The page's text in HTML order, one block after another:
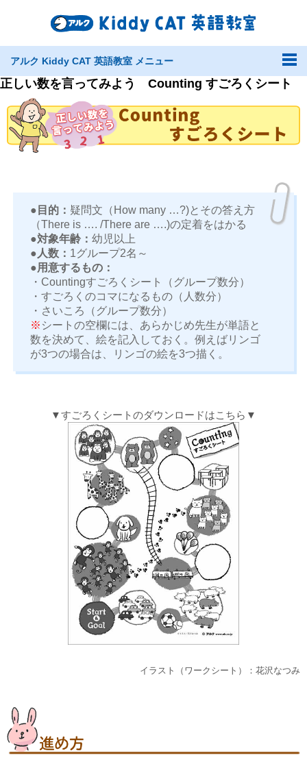
アルク Kiddy CAT 英語教室 メニュー
正しい数を言ってみよう Counting すごろくシート
●目的： 疑問文（How many …?)とその答え方
（There is …. /There are ….)の定着をはかる
●対象年齢： 幼児以上
●人数： 1グループ2名～
●用意するもの：
・Countingすごろくシート（グループ数分）
・すごろくのコマになるもの（人数分）
・さいころ（グループ数分）
※ シートの空欄には、あらかじめ先生が単語と
数を決めて、絵を記入しておく。例えばリンゴ
が3つの場合は、リンゴの絵を3つ描く。
▼すごろくシートのダウンロードはこちら▼
イラスト（ワークシート）：花沢なつみ